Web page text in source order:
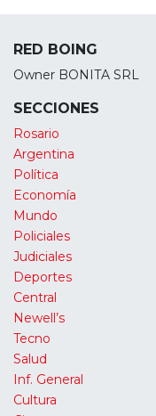
RED BOING
Owner BONITA SRL
SECCIONES
Rosario
Argentina
Política
Economía
Mundo
Policiales
Judiciales
Deportes
Central
Newell’s
Tecno
Salud
Inf. General
Cultura